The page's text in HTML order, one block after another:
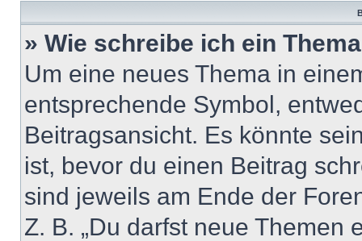
» Wie schreibe ich ein
Um eine neues Thema in
entsprechende Symbol,
Beitragsansicht. Es könnte
ist, bevor du einen Beitrag
sind jeweils am Ende der
Z. B. „Du darfst neue Themen